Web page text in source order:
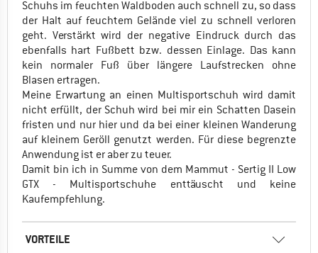
Schuhs im feuchten Waldboden auch schnell zu, so dass
der Halt auf feuchtem Gelände viel zu schnell verloren
geht. Verstärkt wird der negative Eindruck durch das
ebenfalls hart Fußbett bzw. dessen Einlage. Das kann
kein normaler Fuß über längere Laufstrecken ohne
Blasen ertragen.
Meine Erwartung an einen Multisportschuh wird damit
nicht erfüllt, der Schuh wird bei mir ein Schatten Dasein
fristen und nur hier und da bei einer kleinen Wanderung
auf kleinem Geröll genutzt werden. Für diese begrenzte
Anwendung ist er aber zu teuer.
Damit bin ich in Summe von dem Mammut - Sertig II Low
GTX - Multisportschuhe enttäuscht und keine
Kaufempfehlung.
VORTEILE